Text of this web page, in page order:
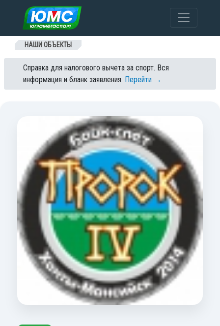
Перейти к содержанию
НАШИ ОБЪЕКТЫ
Справка для налогового вычета за спорт. Вся
информация и бланк заявления. Перейти →